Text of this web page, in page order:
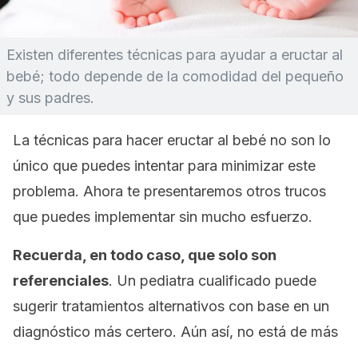
Existen diferentes técnicas para ayudar a eructar al
bebé; todo depende de la comodidad del pequeño
y sus padres.
La técnicas para hacer eructar al bebé no son lo
único que puedes intentar para minimizar este
problema. Ahora te presentaremos otros trucos
que puedes implementar sin mucho esfuerzo.
Recuerda, en todo caso, que solo son
referenciales. Un pediatra cualificado puede
sugerir tratamientos alternativos con base en un
diagnóstico más certero. Aún así, no está de más